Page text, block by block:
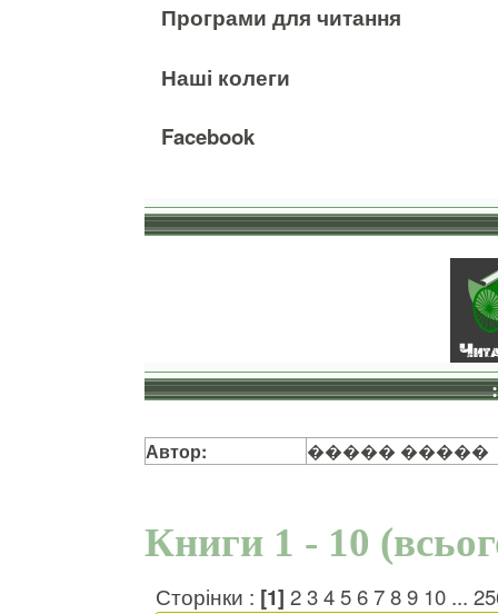
Програми для читання
Наші колеги
Facebook
Автор: ����� �����
Книги 1 - 10
Сторінки : [1] 23456789 10 ...